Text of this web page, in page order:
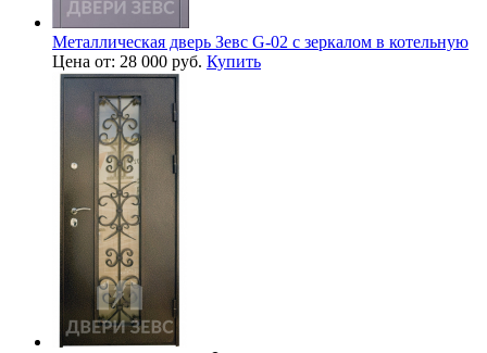
Металлическая дверь Зевс G-02 с зеркалом в котельную
Цена от: 28 000 руб. Купить